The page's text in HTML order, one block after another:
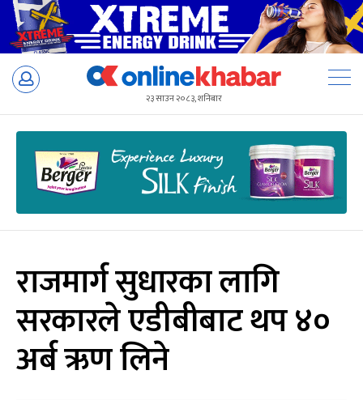
Skip
२३ साउन २०८३, शनिबार
राजमार्ग सुधारका लागि
सरकारले एडीबीबाट थप ४०
अर्ब ऋण लिने